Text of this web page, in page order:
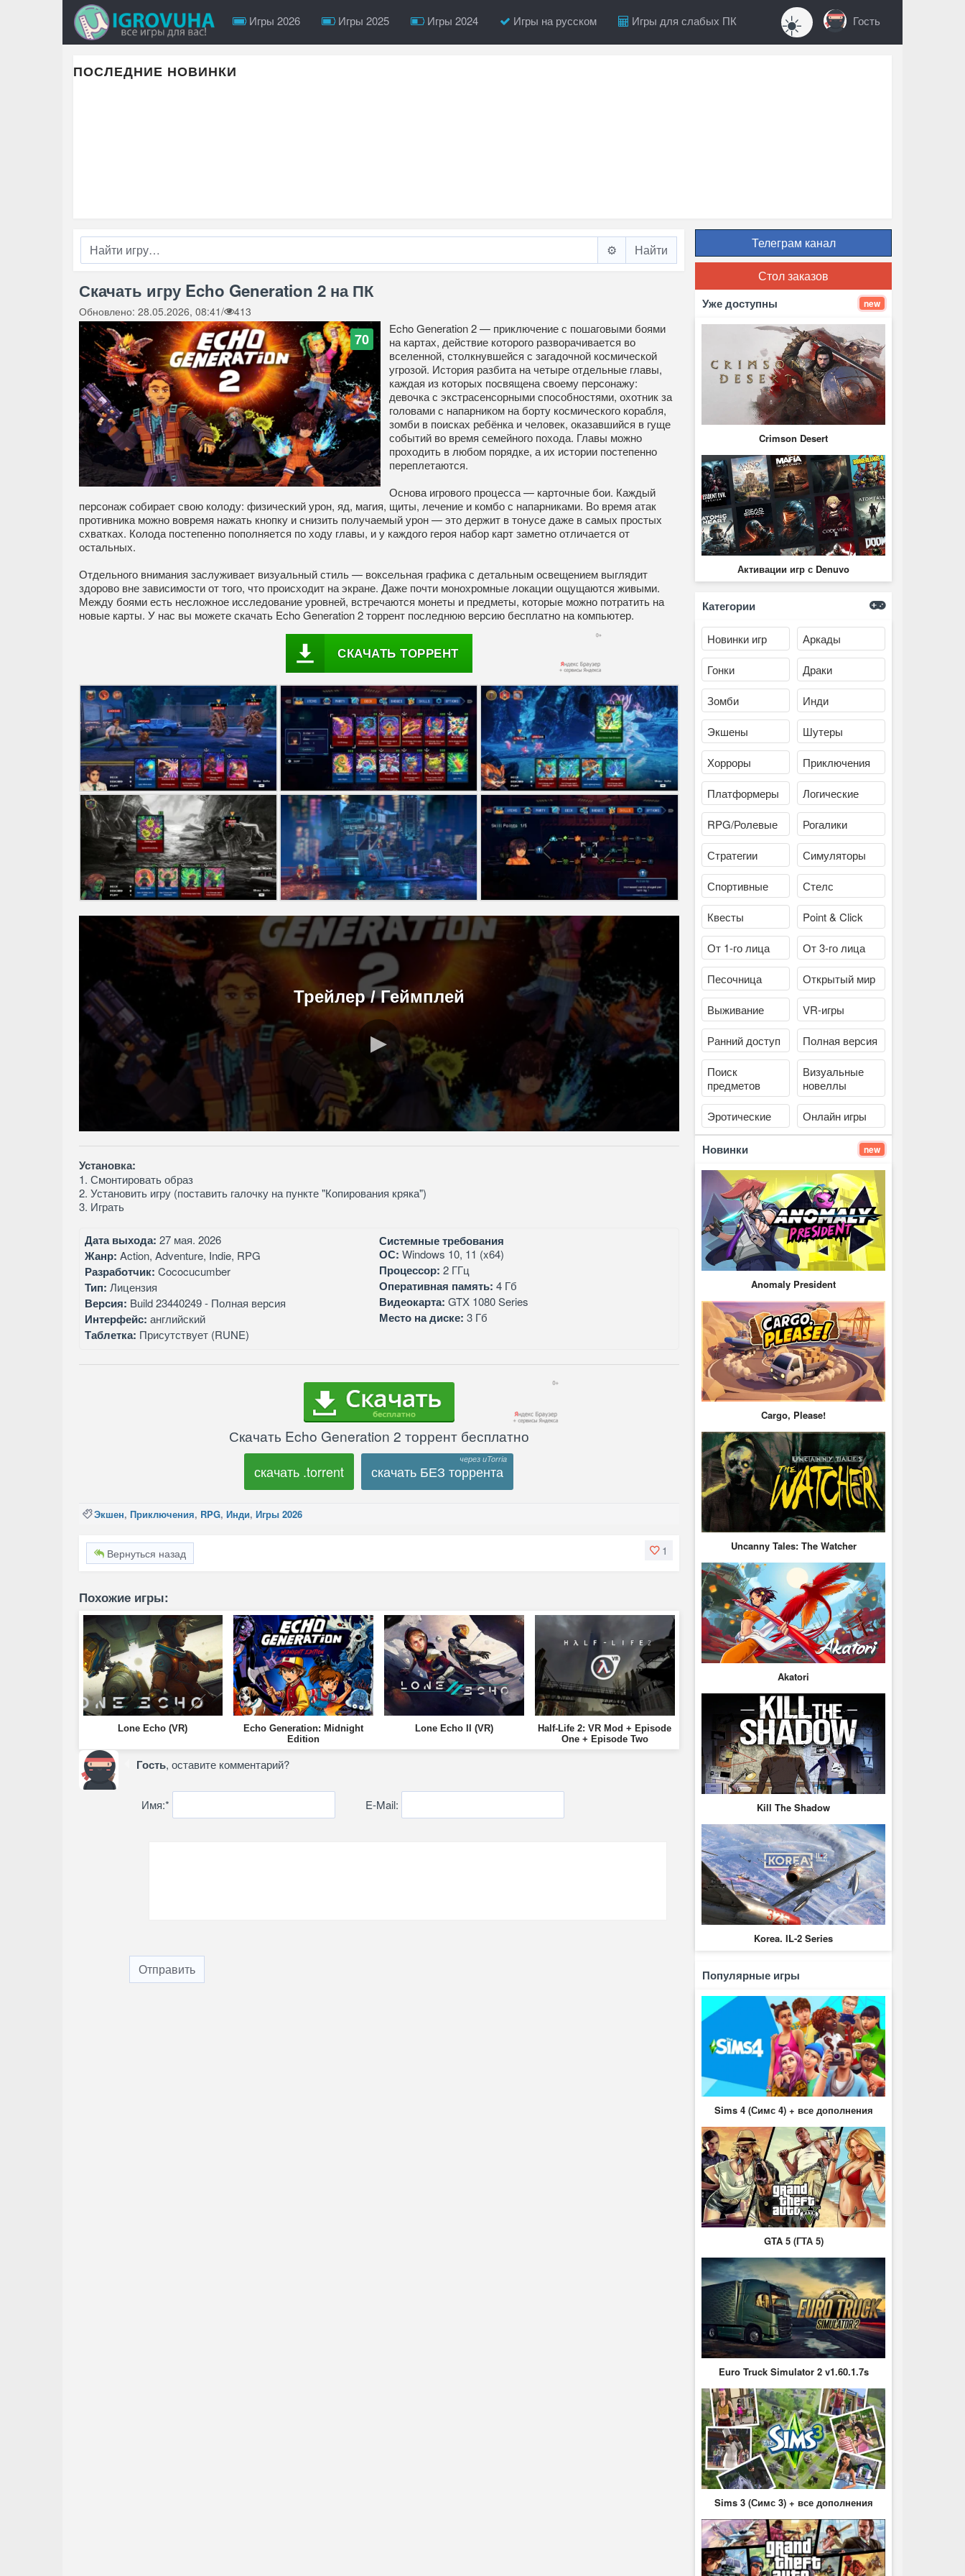
Игры 2026 Игры 2025 Игры 2024 Игры на русском Игры для слабых ПК ☀️ Гость
ПОСЛЕДНИЕ НОВИНКИ
⚙️
Скачать игру Echo Generation 2 на ПК
Обновлено: 28.05.2026, 08:41/ 413
70
Echo Generation 2 — приключение с пошаговыми боями
на картах, действие которого разворачивается во
вселенной, столкнувшейся с загадочной космической
угрозой. История разбита на четыре отдельные главы,
каждая из которых посвящена своему персонажу:
девочка с экстрасенсорными способностями, охотник за
головами с напарником на борту космического корабля,
зомби в поисках ребёнка и человек, оказавшийся в гуще
событий во время семейного похода. Главы можно
проходить в любом порядке, а их истории постепенно
переплетаются.
Основа игрового процесса — карточные бои. Каждый
персонаж собирает свою колоду: физический урон, яд, магия, щиты, лечение и комбо с напарниками. Во время атак
противника можно вовремя нажать кнопку и снизить получаемый урон — это держит в тонусе даже в самых простых
схватках. Колода постепенно пополняется по ходу главы, и у каждого героя набор карт заметно отличается от
остальных.
Отдельного внимания заслуживает визуальный стиль — воксельная графика с детальным освещением выглядит
здорово вне зависимости от того, что происходит на экране. Даже почти монохромные локации ощущаются живыми.
Между боями есть несложное исследование уровней, встречаются монеты и предметы, которые можно потратить на
новые карты. У нас вы можете скачать Echo Generation 2 торрент последнюю версию бесплатно на компьютер.
СКАЧАТЬ ТОРРЕНТ
Трейлер / Геймплей
Установка:
1. Смонтировать образ
2. Установить игру (поставить галочку на пункте "Копирования кряка")
3. Играть
Дата выхода: 27 мая. 2026
Жанр: Action, Adventure, Indie, RPG
Разработчик: Cococucumber
Тип: Лицензия
Версия: Build 23440249 - Полная версия
Интерфейс: английский
Таблетка: Присутствует (RUNE)
Системные требования
ОС: Windows 10, 11 (x64)
Процессор: 2 ГГц
Оперативная память: 4 Гб
Видеокарта: GTX 1080 Series
Место на диске: 3 Гб
Скачать Echo Generation 2 торрент бесплатно
скачать .torrent скачать БЕЗ торрента
Экшен, Приключения, RPG, Инди, Игры 2026
1
Вернуться назад
Похожие игры:
Lone Echo (VR)
Echo Generation: Midnight
Edition
Lone Echo II (VR)
Half-Life 2: VR Mod + Episode
One + Episode Two
Гость, оставите комментарий?
Имя:* E-Mail:
Отправить
Телеграм канал
Стол заказов
Уже доступны new
Crimson Desert
Активации игр с Denuvo
Категории
Новинки игр Аркады
Гонки Драки
Зомби Инди
Экшены Шутеры
Хорроры Приключения
Платформеры Логические
RPG/Ролевые Рогалики
Стратегии Симуляторы
Спортивные Стелс
Квесты Point & Click
От 1-го лица От 3-го лица
Песочница Открытый мир
Выживание VR-игры
Ранний доступ Полная версия
Поиск
предметов
Визуальные
новеллы
Эротические Онлайн игры
Новинки new
Anomaly President
Cargo, Please!
Uncanny Tales: The Watcher
Akatori
Kill The Shadow
Korea. IL-2 Series
Популярные игры
Sims 4 (Симс 4) + все дополнения
GTA 5 (ГТА 5)
Euro Truck Simulator 2 v1.60.1.7s
Sims 3 (Симс 3) + все дополнения